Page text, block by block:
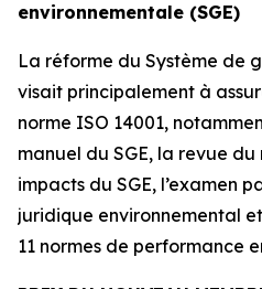
environnementale (SGE)
La réforme du Système de
visait principalement à
norme ISO 14001,
manuel du SGE, la revue
impacts du SGE, l’examen
juridique environnemental
11 normes de performance